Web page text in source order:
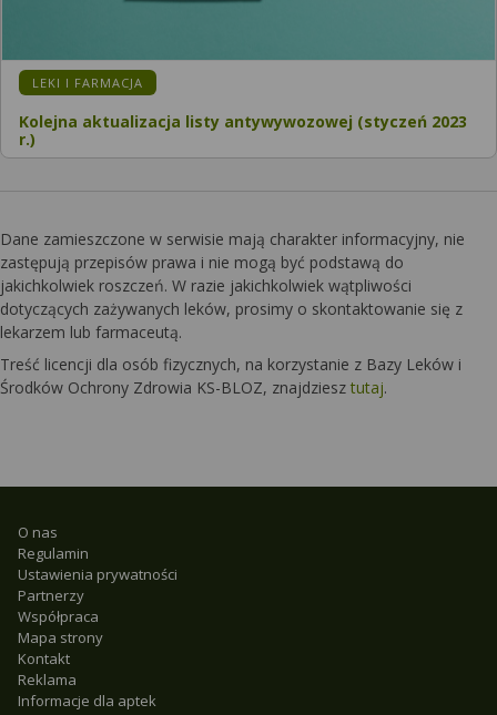
KATEGORIA:
LEKI I FARMACJA
Kolejna aktualizacja listy antywywozowej (styczeń 2023
r.)
Dane zamieszczone w serwisie mają charakter informacyjny, nie
zastępują przepisów prawa i nie mogą być podstawą do
jakichkolwiek roszczeń. W razie jakichkolwiek wątpliwości
dotyczących zażywanych leków, prosimy o skontaktowanie się z
lekarzem lub farmaceutą.
Treść licencji dla osób fizycznych, na korzystanie z Bazy Leków i
Środków Ochrony Zdrowia KS-BLOZ, znajdziesz tutaj.
O nas
Regulamin
Ustawienia prywatności
Partnerzy
Współpraca
Mapa strony
Kontakt
Reklama
Informacje dla aptek